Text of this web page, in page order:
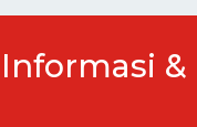
Informasi